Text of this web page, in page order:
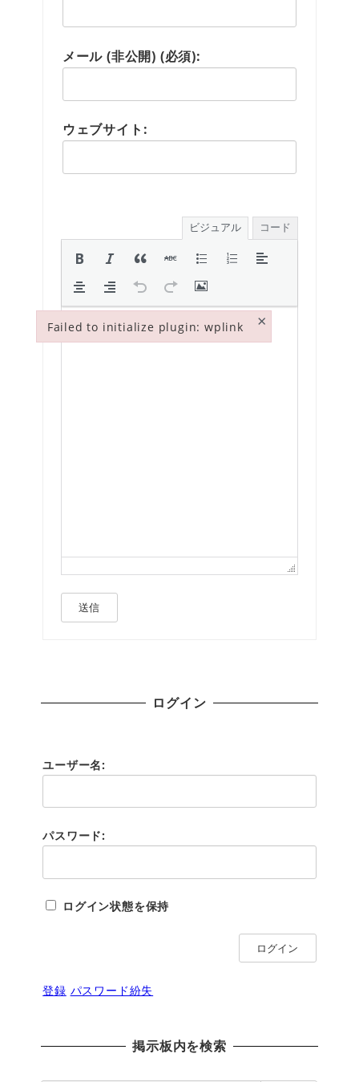
メール (非公開) (必須):
ウェブサイト:
ビジュアル コード
送信
ログイン
ユーザー名:
パスワード:
ログイン状態を保持
ログイン
登録 パスワード紛失
掲示板内を検索
Failed to initialize plugin: wplink ×
Failed to initialize plugin: wplink